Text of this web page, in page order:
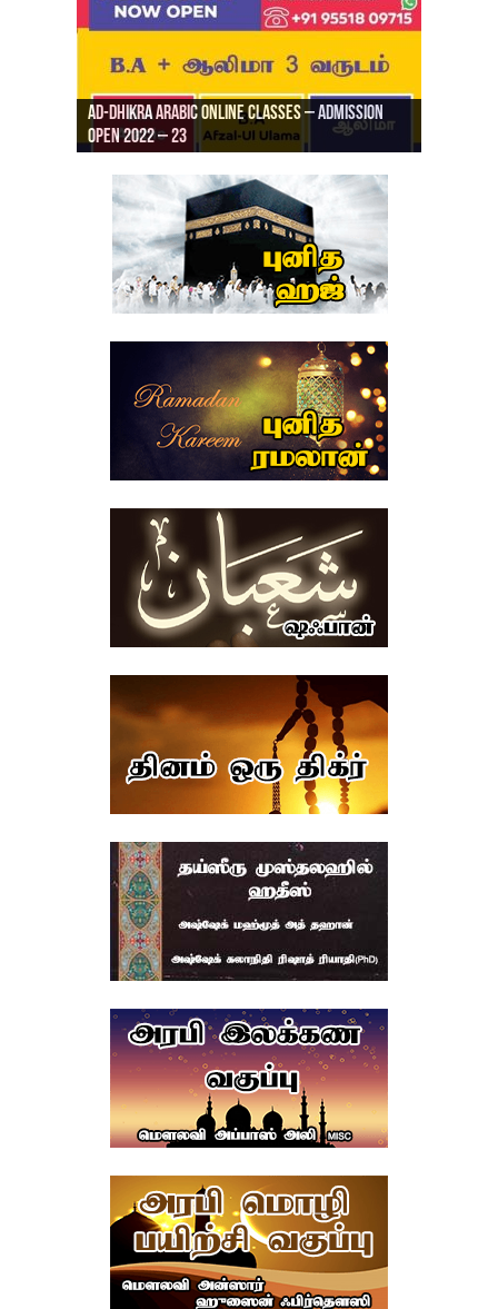
Ad-Dhikra Arabic Online Classes – Admission
Open 2022 – 23
Ad-Dhikra Arabic Online Classes – BA Arabic
AD DHIKRA ARABIC COLLEGE ADMISSION
ரியாத் ஜும்ஆ தமிழாக்கம், Jamia Al Hajiri
Masjid (Kuwait Masjid), Malaz, Riyadh